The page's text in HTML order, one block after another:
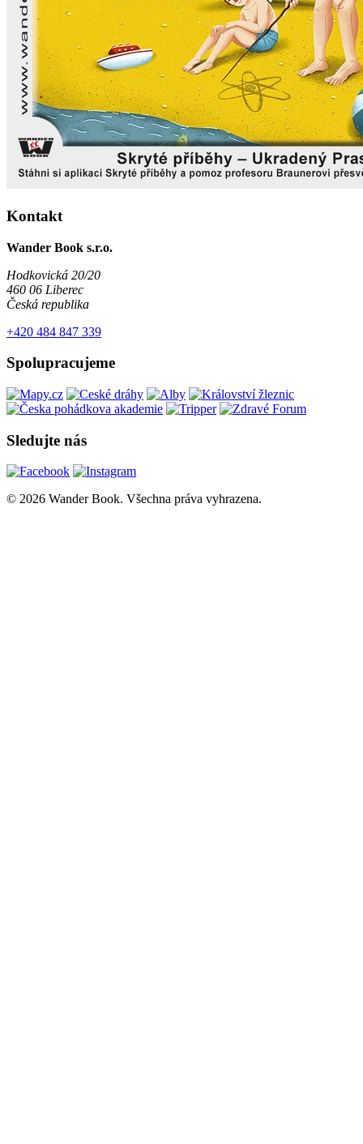
Kontakt
Wander Book s.r.o.
Hodkovická 20/20
460 06 Liberec
Česká republika
+420 484 847 339
Spolupracujeme
Sledujte nás
© 2026 Wander Book. Všechna práva vyhrazena.